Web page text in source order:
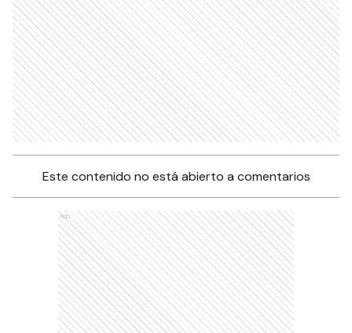
Este contenido no está abierto a comentarios
Ads